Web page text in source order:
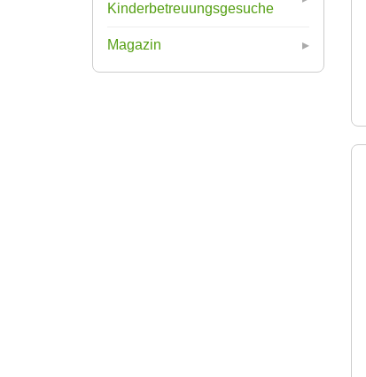
Kinderbetreuungsgesuche
Magazin